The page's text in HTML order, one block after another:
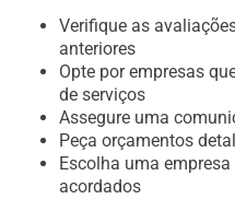
Verifique as
anteriores
Opte por empresas
de serviços
Assegure uma
Peça orçamentos
Escolha uma
acordados